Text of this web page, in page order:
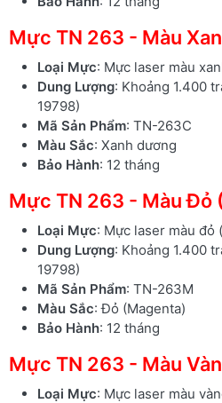
Mực TN 263 - Màu
Loại Mực: Mực laser màu
Dung Lượng: Khoảng 1.400
19798)
Mã Sản Phẩm: TN-263C
Màu Sắc: Xanh dương
Bảo Hành: 12 tháng
Mực TN 263 - Màu Đỏ
Loại Mực: Mực laser màu đỏ
Dung Lượng: Khoảng 1.400
19798)
Mã Sản Phẩm: TN-263M
Màu Sắc: Đỏ (Magenta)
Bảo Hành: 12 tháng
Mực TN 263 - Màu
Loại Mực: Mực laser màu